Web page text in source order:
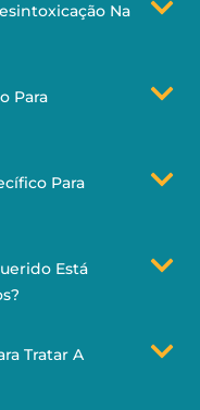
Na
Para
Para
Está
Tratar A